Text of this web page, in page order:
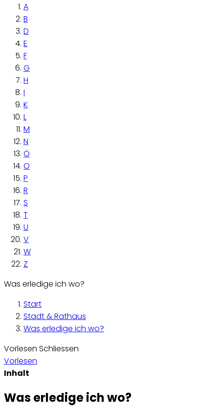
A
B
D
E
F
G
H
I
K
L
M
N
Ö
O
P
R
S
T
U
V
W
Z
Was erledige ich wo?
Start
Stadt & Rathaus
Was erledige ich wo?
Vorlesen Schliessen
Vorlesen
Inhalt
Was erledige ich wo?